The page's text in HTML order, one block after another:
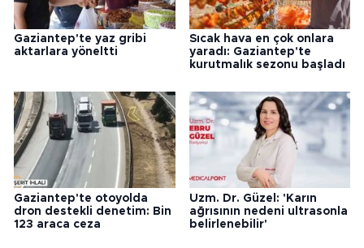
Gaziantep'te yaz gribi
aktarlara yöneltti
Sıcak hava en çok onlara
yaradı: Gaziantep'te
kurutmalık sezonu başladı
Gaziantep'te otoyolda
dron destekli denetim: Bin
123 araca ceza
Uzm. Dr. Güzel: 'Karın
ağrısının nedeni ultrasonla
belirlenebilir'